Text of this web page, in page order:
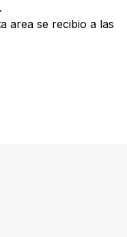
area se recibio a las